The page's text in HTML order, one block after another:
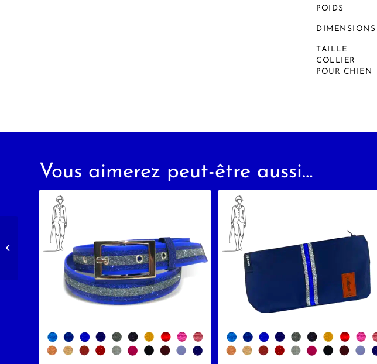
POIDS
DIMENSIONS
TAILLE
COLLIER
POUR CHIEN
Vous aimerez peut-être aussi…
Collier pour chien
biothane Bi-goût bleu
marine et argent pailleté